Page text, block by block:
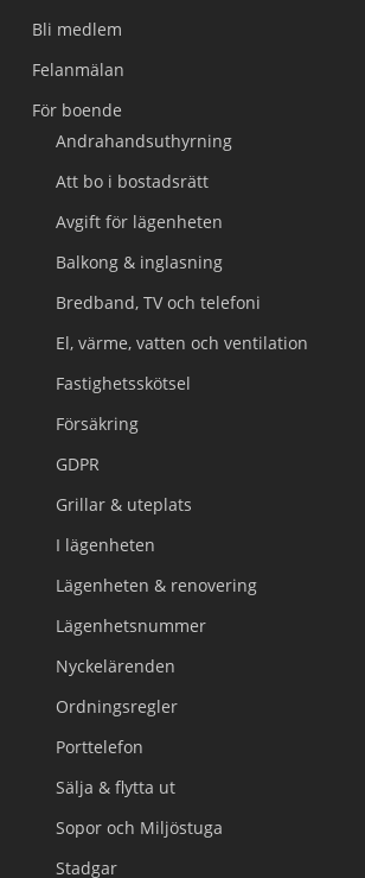
Bli medlem
Felanmälan
För boende
Andrahandsuthyrning
Att bo i bostadsrätt
Avgift för lägenheten
Balkong & inglasning
Bredband, TV och telefoni
El, värme, vatten och ventilation
Fastighetsskötsel
Försäkring
GDPR
Grillar & uteplats
I lägenheten
Lägenheten & renovering
Lägenhetsnummer
Nyckelärenden
Ordningsregler
Porttelefon
Sälja & flytta ut
Sopor och Miljöstuga
Stadgar